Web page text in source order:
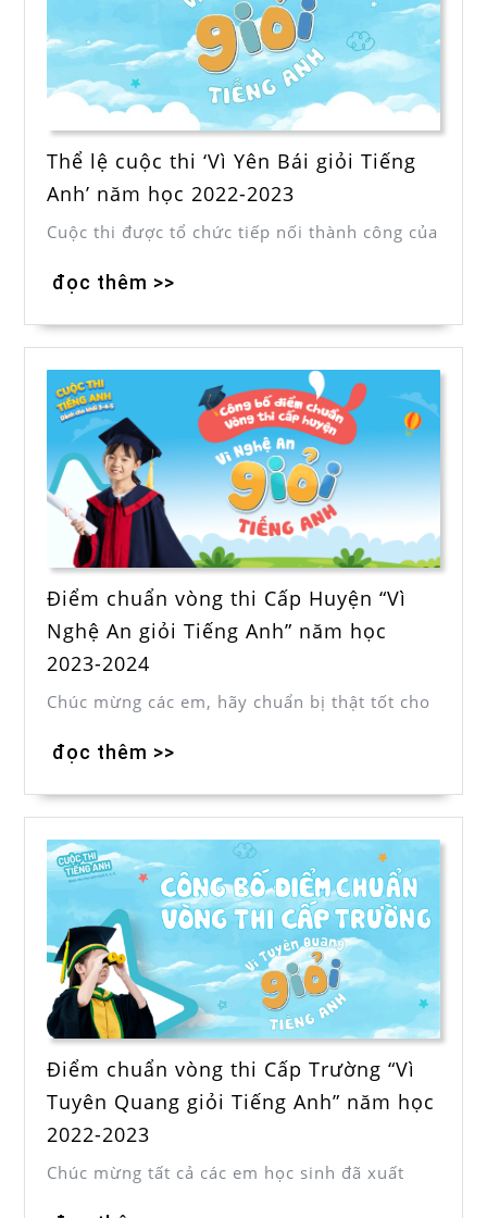
Thể lệ cuộc thi ‘Vì Yên Bái giỏi Tiếng
Anh’ năm học 2022-2023
Cuộc thi được tổ chức tiếp nối thành công của
đọc thêm >>
Điểm chuẩn vòng thi Cấp Huyện “Vì
Nghệ An giỏi Tiếng Anh” năm học
2023-2024
Chúc mừng các em, hãy chuẩn bị thật tốt cho
đọc thêm >>
Điểm chuẩn vòng thi Cấp Trường “Vì
Tuyên Quang giỏi Tiếng Anh” năm học
2022-2023
Chúc mừng tất cả các em học sinh đã xuất